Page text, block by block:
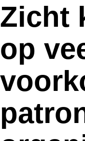
Zicht
op